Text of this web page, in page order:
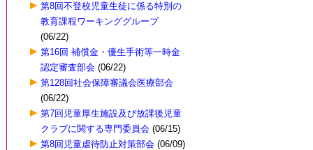
第8回不登校児童生徒に係る特別の
教育課程ワーキンググループ
(06/22)
第16回 補償金・優生手術等一時金
認定審査部会 (06/22)
第128回社会保障審議会医療部会
(06/22)
第7回児童厚生施設及び放課後児童
クラブに関する専門委員会 (06/15)
第8回児童虐待防止対策部会 (06/09)